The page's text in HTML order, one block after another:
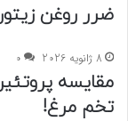
ضرر روغن
8 ژانویه 2026 0
مقایسه
تخم مرغ!